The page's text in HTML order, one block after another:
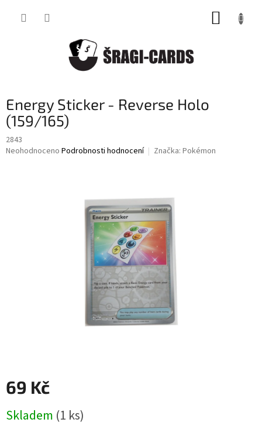
Energy Sticker - Reverse Holo
(159/165)
2843
Průměrné
Neohodnoceno Podrobnosti hodnocení Značka: Pokémon
69 Kč
cena:
Skladem (1 ks)